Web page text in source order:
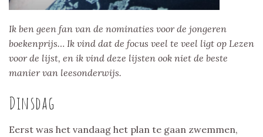
Ik ben geen fan van de nominaties voor de jongeren
boekenprijs… Ik vind dat de focus veel te veel ligt op Lezen
voor de lijst, en ik vind deze lijsten ook niet de beste
manier van leesonderwijs.
Dinsdag
Eerst was het vandaag het plan te gaan zwemmen,